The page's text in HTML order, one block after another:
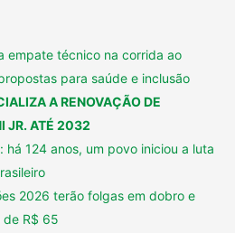
empate técnico na corrida ao
para saúde e inclusão
A RENOVAÇÃO DE
JR. ATÉ 2032
há 124 anos, um povo iniciou a luta
2026 terão folgas em dobro e
de R$ 65